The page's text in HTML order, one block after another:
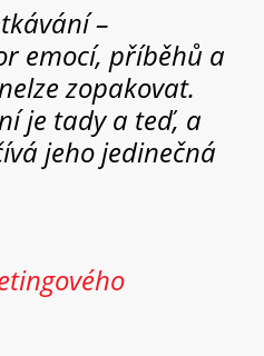
–
emocí, příběhů a
zopakovat.
je tady a teď, a
jeho jedinečná